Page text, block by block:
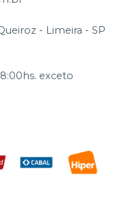
- Limeira - SP
exceto